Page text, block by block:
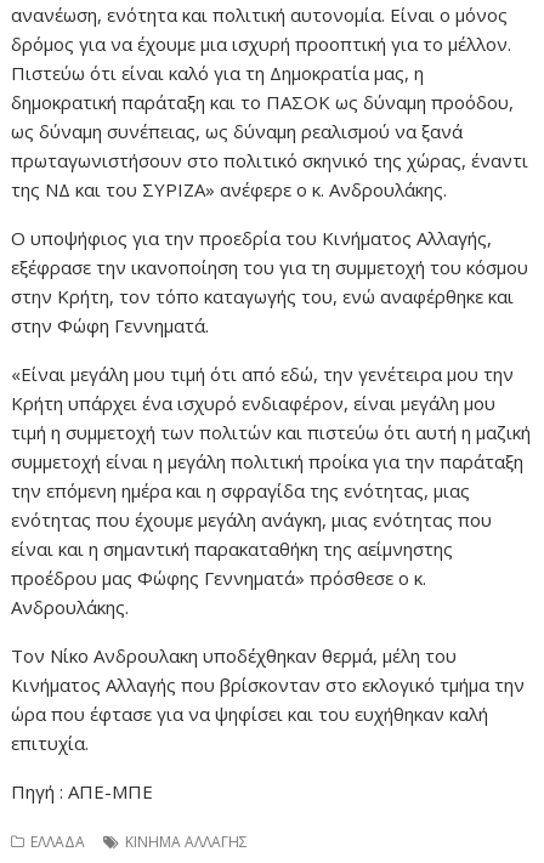
ανανέωση, ενότητα και πολιτική αυτονομία. Είναι ο μόνος
δρόμος για να έχουμε μια ισχυρή προοπτική για το μέλλον.
Πιστεύω ότι είναι καλό για τη Δημοκρατία μας, η
δημοκρατική παράταξη και το ΠΑΣΟΚ ως δύναμη προόδου,
ως δύναμη συνέπειας, ως δύναμη ρεαλισμού να ξανά
πρωταγωνιστήσουν στο πολιτικό σκηνικό της χώρας, έναντι
της ΝΔ και του ΣΥΡΙΖΑ» ανέφερε ο κ. Ανδρουλάκης.
Ο υποψήφιος για την προεδρία του Κινήματος Αλλαγής,
εξέφρασε την ικανοποίηση του για τη συμμετοχή του κόσμου
στην Κρήτη, τον τόπο καταγωγής του, ενώ αναφέρθηκε και
στην Φώφη Γεννηματά.
«Είναι μεγάλη μου τιμή ότι από εδώ, την γενέτειρα μου την
Κρήτη υπάρχει ένα ισχυρό ενδιαφέρον, είναι μεγάλη μου
τιμή η συμμετοχή των πολιτών και πιστεύω ότι αυτή η μαζική
συμμετοχή είναι η μεγάλη πολιτική προίκα για την παράταξη
την επόμενη ημέρα και η σφραγίδα της ενότητας, μιας
ενότητας που έχουμε μεγάλη ανάγκη, μιας ενότητας που
είναι και η σημαντική παρακαταθήκη της αείμνηστης
προέδρου μας Φώφης Γεννηματά» πρόσθεσε ο κ.
Ανδρουλάκης.
Τον Νίκο Ανδρουλακη υποδέχθηκαν θερμά, μέλη του
Κινήματος Αλλαγής που βρίσκονταν στο εκλογικό τμήμα την
ώρα που έφτασε για να ψηφίσει και του ευχήθηκαν καλή
επιτυχία.
Πηγή : ΑΠΕ-ΜΠΕ
ΕΛΛΑΔΑ ΚΙΝΗΜΑ ΑΛΛΑΓΗΣ